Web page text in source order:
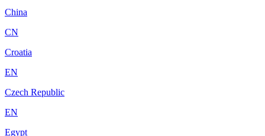
China
CN
Croatia
EN
Czech Republic
EN
Egypt